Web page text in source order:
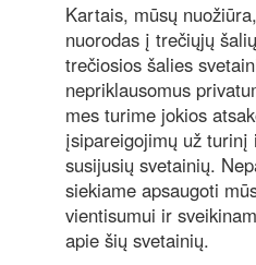
Kartais, mūsų
nuorodas į trečiųjų
trečiosios šalies
nepriklausomus
mes turime jokios
įsipareigojimų už turinį
susijusių svetainių.
siekiame apsaugoti
vientisumui ir
apie šių svetainių.